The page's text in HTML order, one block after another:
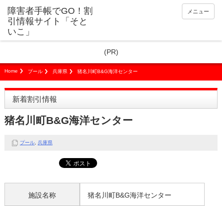
障害者手帳でGO！割
引情報サイト「そと
いこ」
メニュー
(PR)
Home プール 兵庫県 猪名川町B&G海洋センター
新着割引情報
猪名川町B&G海洋センター
プール, 兵庫県
施設名称 猪名川町B&G海洋センター